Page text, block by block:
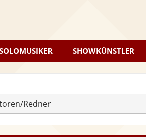
SHOWKÜNSTLER
Redner